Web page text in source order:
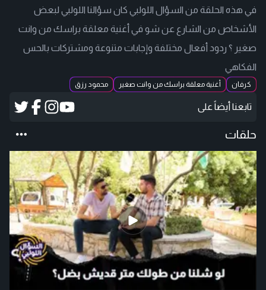
في هذه الحلقة من السؤال اللولبي كان سؤالنا اللولبي لبعض
الأشخاص من الشارع عن شو في أغنية معلقة براسك من وانت
صغير ؟ ردود أفعال مختلفة وإجابات متنوعة ومشتركات بالحس
الفكاهي
كرفان أغنية معلقة براسك من وانت صغير محمود رزق
تابعنا أيضاً على
حلقات